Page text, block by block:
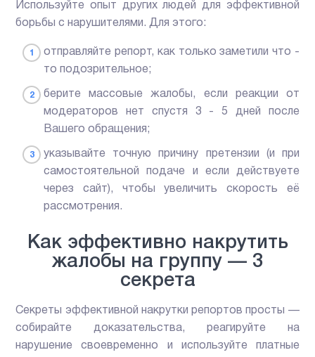
Используйте опыт других людей для эффективной
борьбы с нарушителями. Для этого:
отправляйте репорт, как только заметили что -
то подозрительное;
берите массовые жалобы, если реакции от
модераторов нет спустя 3 - 5 дней после
Вашего обращения;
указывайте точную причину претензии (и при
самостоятельной подаче и если действуете
через сайт), чтобы увеличить скорость её
рассмотрения.
Как эффективно накрутить
жалобы на группу — 3
секрета
Секреты эффективной накрутки репортов просты —
собирайте доказательства, реагируйте на
нарушение своевременно и используйте платные